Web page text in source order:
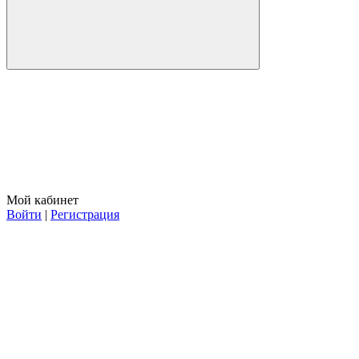
Мой кабинет
Войти | Регистрация